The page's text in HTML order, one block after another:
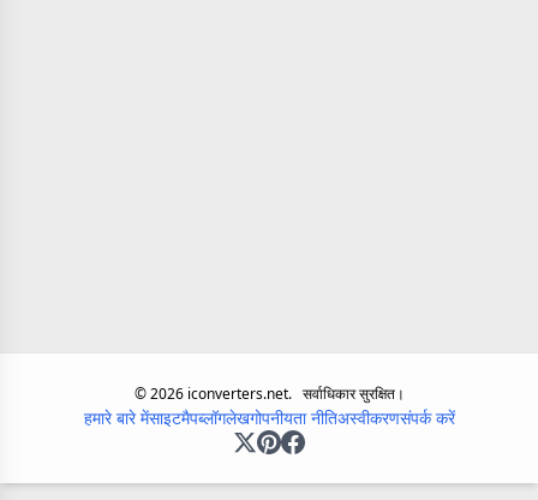
©2026iconverters.net. सर्वाधिकार सुरक्षित।
हमारे बारे मेंसाइटमैपब्लॉगलेखगोपनीयता नीतिअस्वीकरणसंपर्क करें